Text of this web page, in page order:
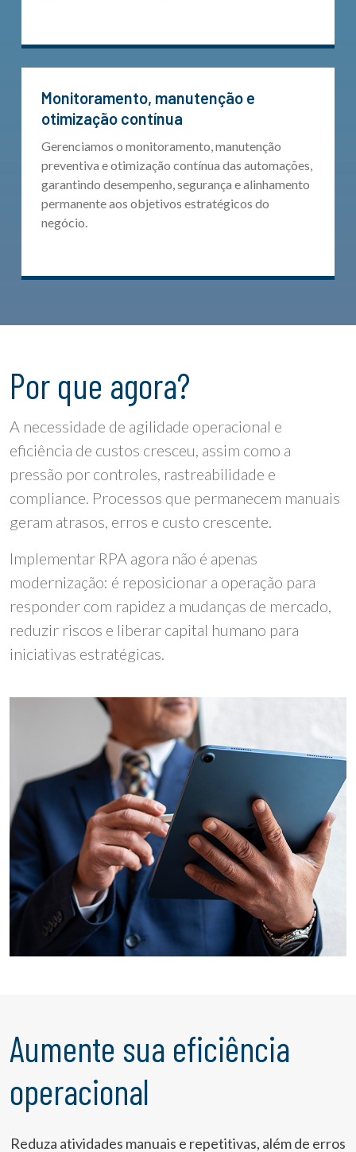
Monitoramento, manutenção e
otimização contínua
Gerenciamos o monitoramento, manutenção
preventiva e otimização contínua das automações,
garantindo desempenho, segurança e alinhamento
permanente aos objetivos estratégicos do
negócio.
Por que agora?
A necessidade de agilidade operacional e
eficiência de custos cresceu, assim como a
pressão por controles, rastreabilidade e
compliance. Processos que permanecem manuais
geram atrasos, erros e custo crescente.
Implementar RPA agora não é apenas
modernização: é reposicionar a operação para
responder com rapidez a mudanças de mercado,
reduzir riscos e liberar capital humano para
iniciativas estratégicas.
Aumente sua eficiência
operacional
Reduza atividades manuais e repetitivas, além de erros